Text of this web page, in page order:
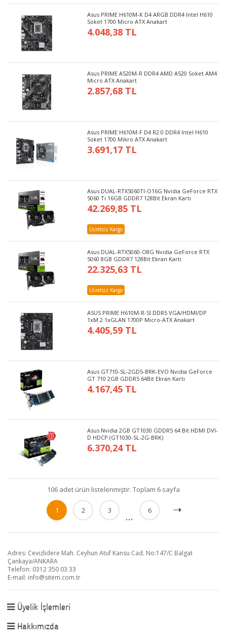
Asus PRIME H610M-K D4 ARGB DDR4 Intel H610
Soket 1700 Micro ATX Anakart
4.048,38 TL
Asus PRIME A520M-R DDR4 AMD A520 Soket AM4
Micro ATX Anakart
2.857,68 TL
Asus PRIME H610M-F D4 R2.0 DDR4 Intel H610
Soket 1700 Mikro ATX Anakart
3.691,17 TL
Asus DUAL-RTX5060TI-O16G Nvidia GeForce RTX
5060 Ti 16GB GDDR7 128Bit Ekran Kartı
42.269,85 TL
Ücretsiz Kargo
Asus DUAL-RTX5060-O8G Nvidia GeForce RTX
5060 8GB GDDR7 128Bit Ekran Kartı
22.325,63 TL
Ücretsiz Kargo
ASUS PRIME H610M-R-SI DDR5 VGA/HDMI/DP
1xM.2 1xGLAN 1700P Micro-ATX Anakart
4.405,59 TL
Asus GT710-SL-2GD5-BRK-EVO Nvidia GeForce
GT 710 2GB GDDR5 64Bit Ekran Kartı
4.167,45 TL
Asus Nvidia 2GB GT1030 GDDR5 64 Bit HDMI DVI-
D HDCP (GT1030-SL-2G-BRK)
6.370,24 TL
106 adet ürün listelenmiştir. Toplam 6 sayfa
1 2 3 ... 6
Adres: Cevizlidere Mah. Ceyhun Atuf Kansu Cad. No:147/C Balgat
Çankaya/ANKARA
Telefon: 0312 350 03 33
E-mail: info@sitem.com.tr
Üyelik İşlemleri
Hakkımızda